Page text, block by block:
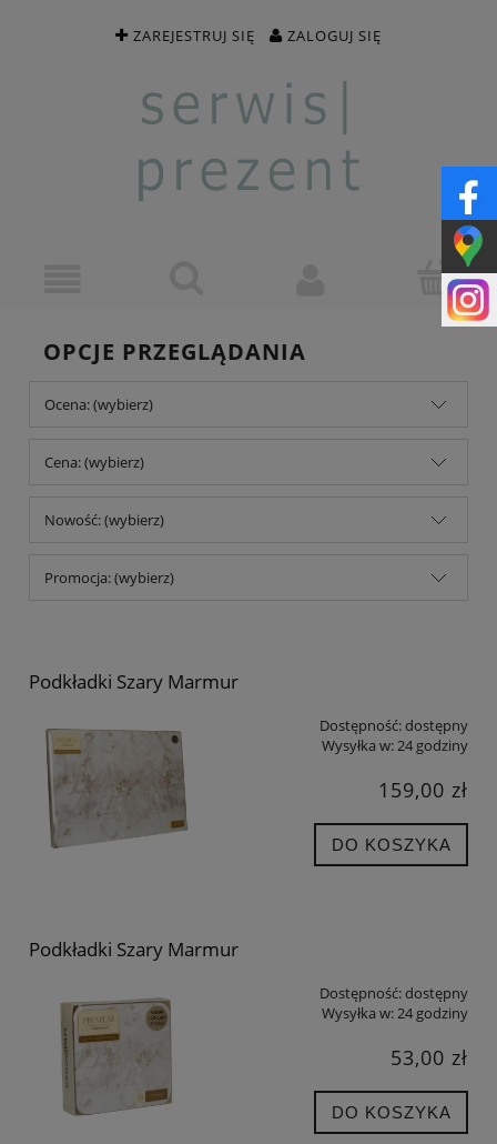
ZAREJESTRUJ SIĘ ZALOGUJ SIĘ
OPCJE PRZEGLĄDANIA
Ocena: (wybierz)
Cena: (wybierz)
Nowość: (wybierz)
Promocja: (wybierz)
Podkładki Szary Marmur
Dostępność:dostępny
Wysyłka w:24 godziny
159,00 zł
DO KOSZYKA
Podkładki Szary Marmur
Dostępność:dostępny
Wysyłka w:24 godziny
53,00 zł
DO KOSZYKA